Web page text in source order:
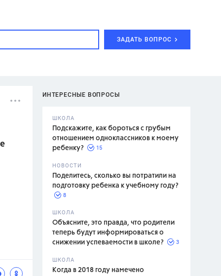
ЗАДАТЬ ВОПРОС
ИНТЕРЕСНЫЕ ВОПРОСЫ
ШКОЛА
Подскажите, как бороться с грубым
отношением одноклассников к моему
ребенку?
15
НОВОСТИ
Поделитесь, сколько вы потратили на
подготовку ребенка к учебному году?
8
ШКОЛА
Объясните, это правда, что родители
теперь будут информироваться о
снижении успеваемости в школе?
3
ШКОЛА
Когда в 2018 году намечено